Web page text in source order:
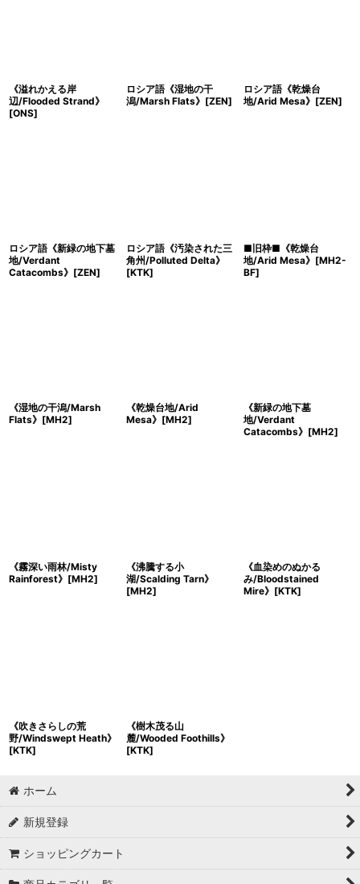
《溢れかえる岸
辺/Flooded Strand》
[ONS]
ロシア語《湿地の干
潟/Marsh Flats》[ZEN]
ロシア語《乾燥台
地/Arid Mesa》[ZEN]
ロシア語《新緑の地下墓
地/Verdant
Catacombs》[ZEN]
ロシア語《汚染された三
角州/Polluted Delta》
[KTK]
■旧枠■《乾燥台
地/Arid Mesa》[MH2-
BF]
《湿地の干潟/Marsh
Flats》[MH2]
《乾燥台地/Arid
Mesa》[MH2]
《新緑の地下墓
地/Verdant
Catacombs》[MH2]
《霧深い雨林/Misty
Rainforest》[MH2]
《沸騰する小
湖/Scalding Tarn》
[MH2]
《血染めのぬかる
み/Bloodstained
Mire》[KTK]
《吹きさらしの荒
野/Windswept Heath》
[KTK]
《樹木茂る山
麓/Wooded Foothills》
[KTK]
ホーム
新規登録
ショッピングカート